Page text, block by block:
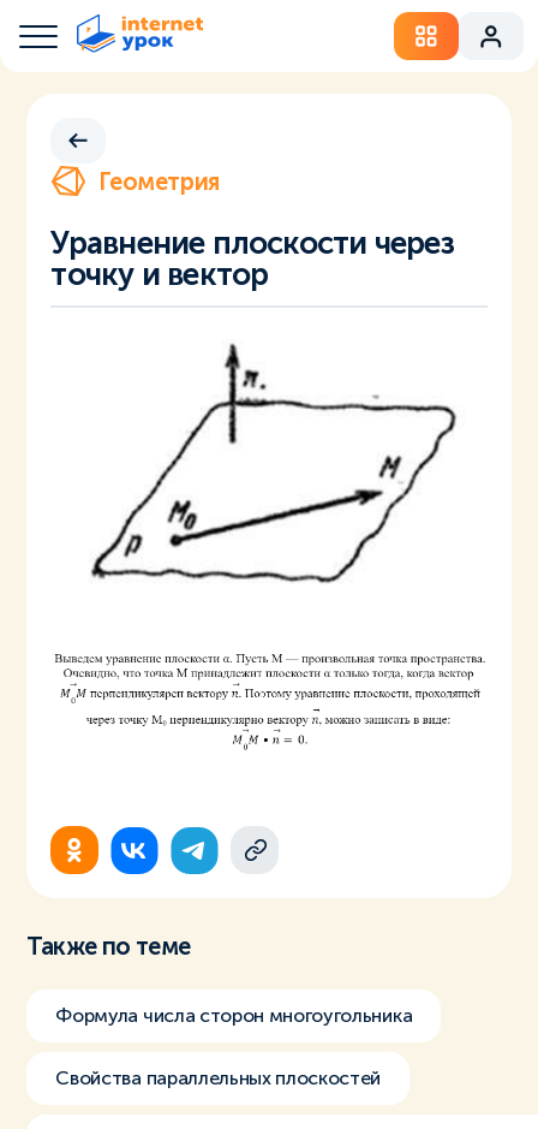
Геометрия
Уравнение плоскости через
точку и вектор
Также по теме
Формула числа сторон многоугольника
Свойства параллельных плоскостей